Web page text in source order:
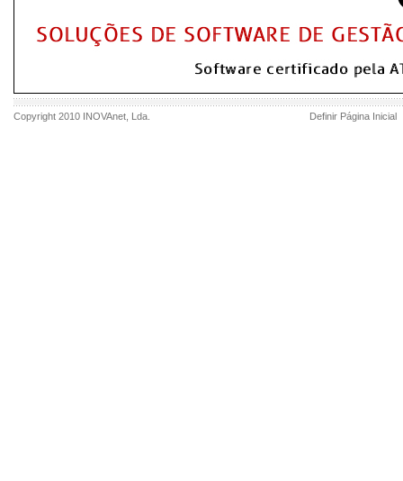
Copyright 2010 INOVAnet , Lda. Definir Página Inicial